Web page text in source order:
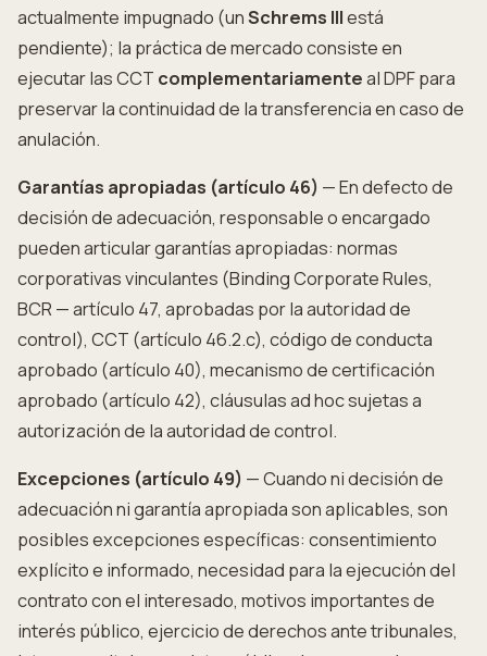
actualmente impugnado (unSchrems IIIestá
pendiente); la práctica de mercado consiste en
ejecutar las CCT complementariamenteal DPF para
preservar la continuidad de la transferencia en caso de
anulación.
Garantías apropiadas (artículo 46) — En defecto de
decisión de adecuación, responsable o encargado
pueden articular garantías apropiadas: normas
corporativas vinculantes (Binding Corporate Rules,
BCR — artículo 47, aprobadas por la autoridad de
control), CCT (artículo 46.2.c), código de conducta
aprobado (artículo 40), mecanismo de certificación
aprobado (artículo 42), cláusulas ad hoc sujetas a
autorización de la autoridad de control.
Excepciones (artículo 49) — Cuando ni decisión de
adecuación ni garantía apropiada son aplicables, son
posibles excepciones específicas: consentimiento
explícito e informado, necesidad para la ejecución del
contrato con el interesado, motivos importantes de
interés público, ejercicio de derechos ante tribunales,